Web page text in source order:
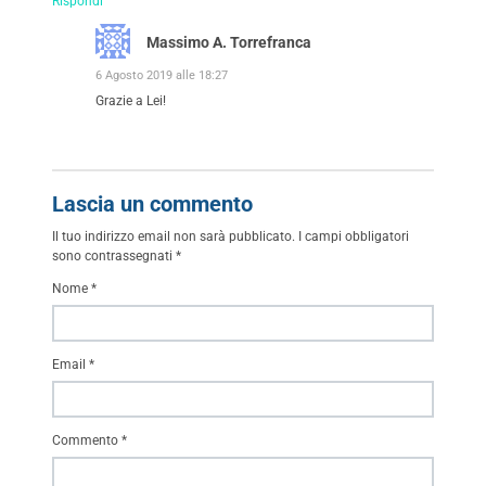
Massimo A. Torrefranca
6 Agosto 2019 alle 18:27
Grazie a Lei!
Lascia un commento
Il tuo indirizzo email non sarà pubblicato.
I campi obbligatori
sono contrassegnati *
Commento *
Nome *
Email *